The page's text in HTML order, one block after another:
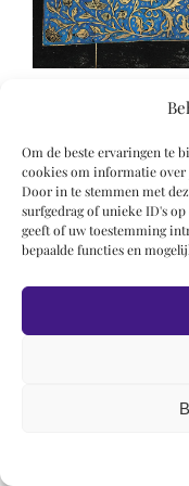
Om de beste ervaringen te
cookies om informatie over
Door in te stemmen met
surfgedrag of unieke ID's
geeft of uw toestemming
bepaalde functies en
© 2019 Roel